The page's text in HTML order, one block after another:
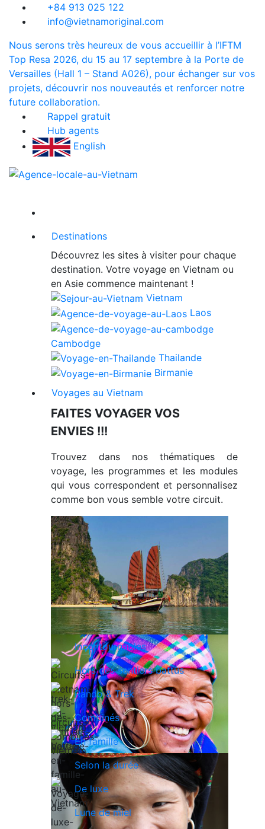
+84 913 025 122
info@vietnamoriginal.com
Nous serons très heureux de vous accueillir à l’IFTM
Top Resa 2026, du 15 au 17 septembre à la Porte de
Versailles (Hall 1 – Stand A026), pour échanger sur vos
projets, découvrir nos nouveautés et renforcer notre
future collaboration.
Rappel gratuit
Hub agents
English
Destinations
Découvrez les sites à visiter pour chaque
destination. Votre voyage en Vietnam ou
en Asie commence maintenant !
Vietnam
Laos
Cambodge
Thailande
Birmanie
Voyages au Vietnam
FAITES VOYAGER VOS
ENVIES !!!
Trouvez dans nos thématiques de
voyage, les programmes et les modules
qui vous correspondent et personnalisez
comme bon vous semble votre circuit.
Incontournables
Hors des sentiers battus
Rando & Trek
Combinés
En famille
Selon la durée
De luxe
Lune de miel